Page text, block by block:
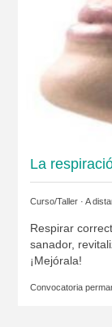
La
Curso/Taller · A
Respirar
sanador,
¡Mejórala!
Convocatoria